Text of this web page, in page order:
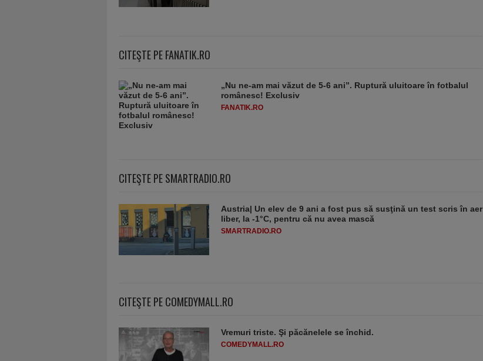
CITEŞTE PE FANATIK.RO
„Nu ne-am mai văzut de 5-6 ani”. Ruptură uluitoare în fotbalul
românesc! Exclusiv
FANATIK.RO
CITEŞTE PE SMARTRADIO.RO
Austria| Un elev de 9 ani a fost pus să susţină un test scris în aer
liber, la -1°C, pentru că nu avea mască
SMARTRADIO.RO
CITEŞTE PE COMEDYMALL.RO
Vremuri triste. Şi păcănelele se închid.
COMEDYMALL.RO